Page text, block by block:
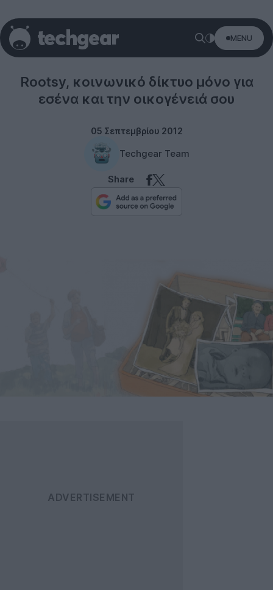
MENU
Social networks
Rootsy, κοινωνικό δίκτυο μόνο για
εσένα και την οικογένειά σου
05 Σεπτεμβρίου 2012
Techgear Team
Share